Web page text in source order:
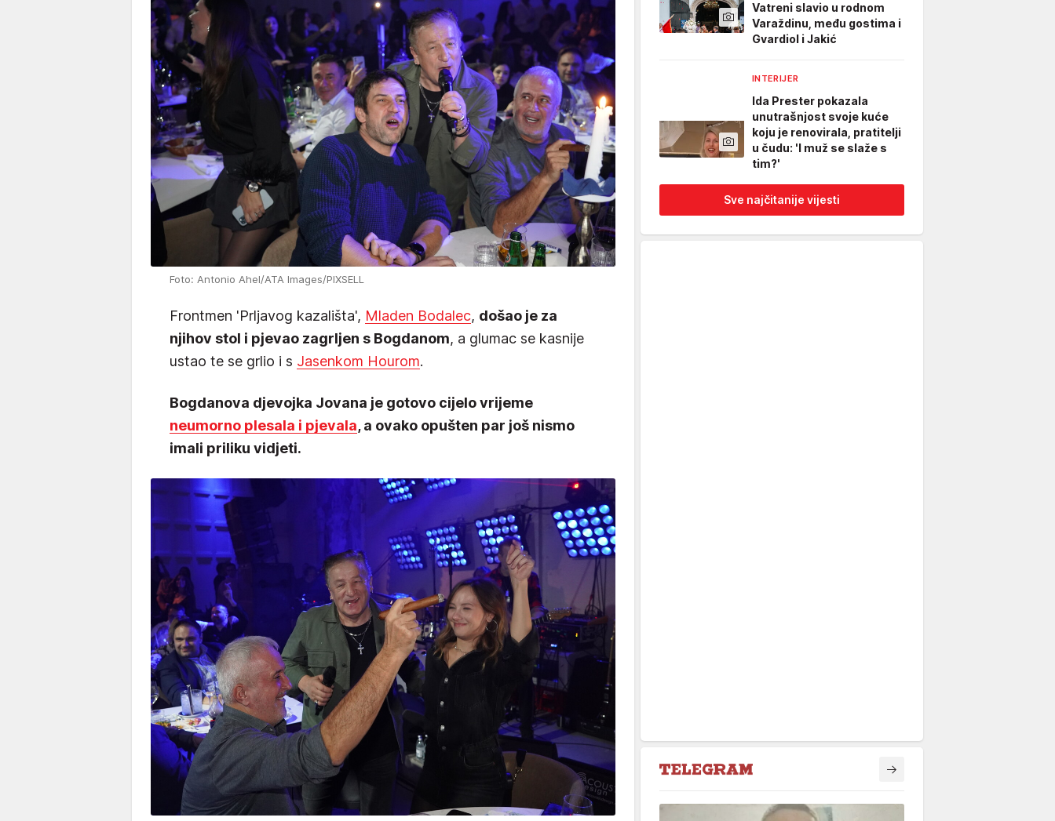
Foto: Antonio Ahel/ATA Images/PIXSELL
Frontmen 'Prljavog kazališta', Mladen Bodalec, došao je za
njihov stol i pjevao zagrljen s Bogdanom, a glumac se kasnije
ustao te se grlio i s Jasenkom Hourom.
Bogdanova djevojka Jovana je gotovo cijelo vrijeme
neumorno plesala i pjevala, a ovako opušten par još nismo
imali priliku vidjeti.
Vatreni slavio u rodnom
Varaždinu, među gostima i
Gvardiol i Jakić
INTERIJER
Ida Prester pokazala
unutrašnjost svoje kuće
koju je renovirala, pratitelji
u čudu: 'I muž se slaže s
tim?'
Sve najčitanije vijesti